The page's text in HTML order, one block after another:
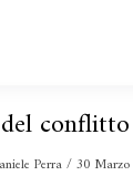
Perra/30